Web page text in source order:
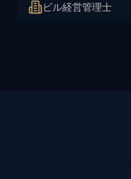
ビル経営管理士